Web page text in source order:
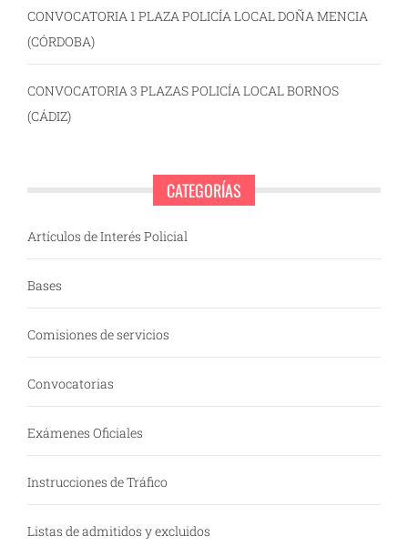
CONVOCATORIA 1 PLAZA POLICÍA LOCAL DOÑA MENCIA
(CÓRDOBA)
CONVOCATORIA 3 PLAZAS POLICÍA LOCAL BORNOS
(CÁDIZ)
CATEGORÍAS
Artículos de Interés Policial
Bases
Comisiones de servicios
Convocatorias
Exámenes Oficiales
Instrucciones de Tráfico
Listas de admitidos y excluidos